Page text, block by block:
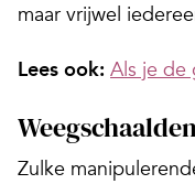
maar vrijwel
Lees ook: Als je de
Zulke